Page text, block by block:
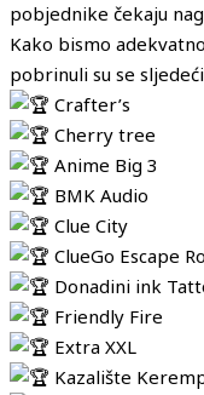
pobjednike čekaju
Kako bismo
pobrinuli su se
Crafter’s
Cherry tree
Anime Big 3
BMK Audio
Clue City
ClueGo Escape
Donadini ink
Friendly Fire
Extra XXL
Kazalište